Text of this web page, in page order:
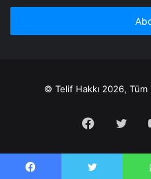
adresinizi
© Telif Hakkı 2026, Tüm